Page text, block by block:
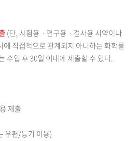
(단, 시험용ㆍ연구용ㆍ검사용 시약이나
에 직접적으로 관계되지 아니하는 화학물
수입 후 30일 이내에 제출할 수 있다.
제출
우편/등기 이용)